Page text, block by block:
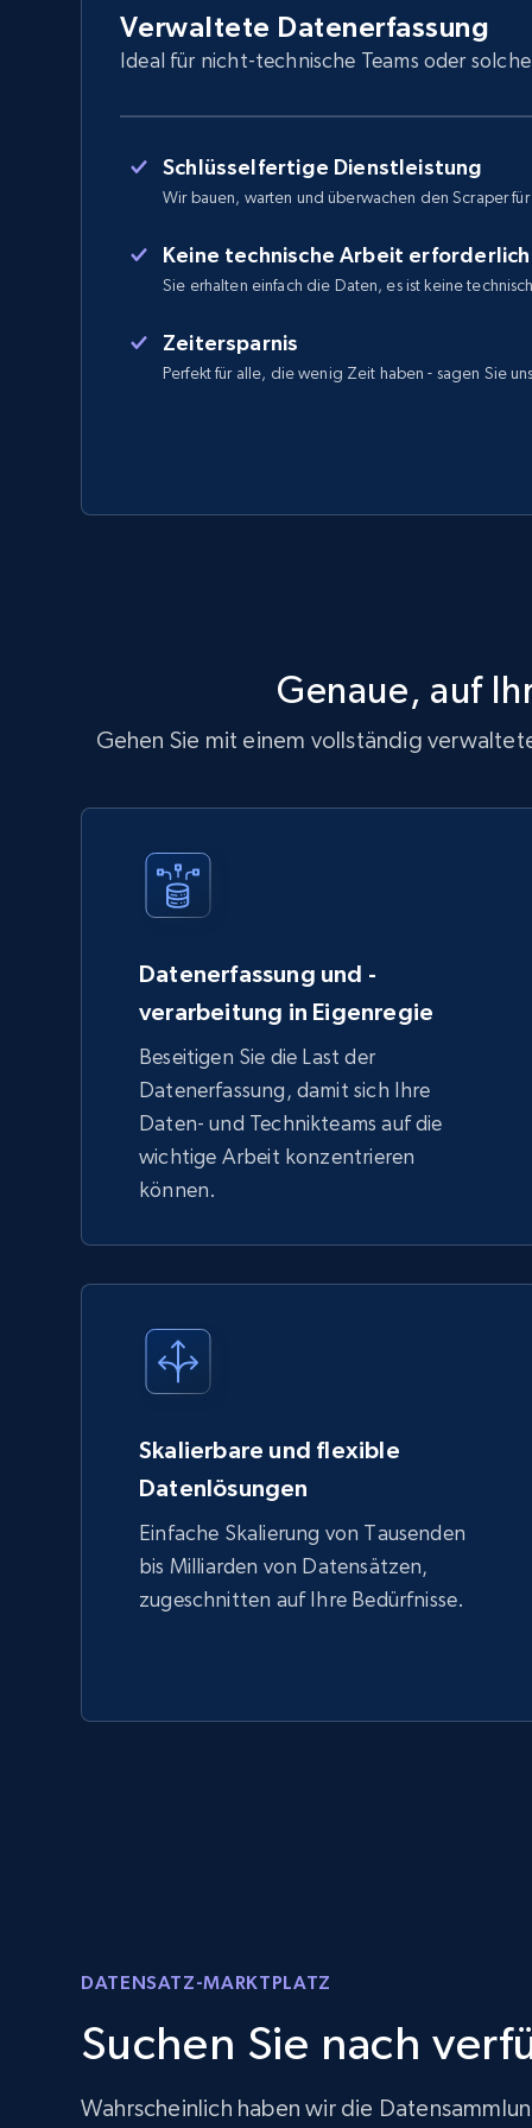
Verwaltete Datenerfassung
Ideal für nicht-technische Teams oder
Schlüsselfertige Dienstleistung
Wir bauen, warten und überwachen den Scraper für
Keine technische Arbeit erforderlich
Sie erhalten einfach die Daten, es ist keine
Zeitersparnis
Perfekt für alle, die wenig Zeit haben - sagen Sie
Genaue, auf
Gehen Sie mit einem vollständig
Datenerfassung und -
verarbeitung in Eigenregie
Beseitigen Sie die Last der
Datenerfassung, damit sich Ihre
Daten- und Technikteams auf die
wichtige Arbeit konzentrieren
können.
Skalierbare und flexible
Datenlösungen
Einfache Skalierung von Tausenden
bis Milliarden von Datensätzen,
zugeschnitten auf Ihre Bedürfnisse.
DATENSATZ-MARKTPLATZ
Suchen Sie nach
Wahrscheinlich haben wir die